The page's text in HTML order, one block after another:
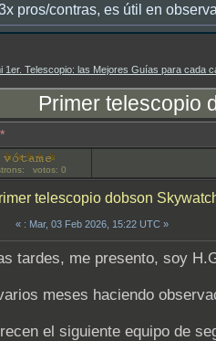
pros/contras, es útil en
1er. Telescopio: las Mejores Guías para cada
Primer telescopio
votos: 0
telescopio dobson
« : Mar, 03 Feb 2026, 15:22 UTC »
tardes, me presento, soy
meses haciendo
el siguiente equipo de